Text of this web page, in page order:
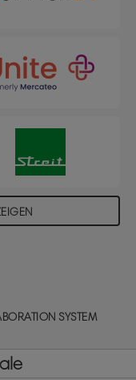
Im Lieferumfang
Kit mit
90x180 cm groß.
SYSTEM